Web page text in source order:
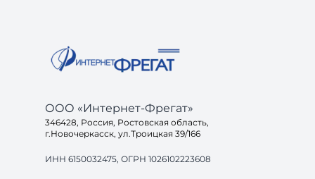
ООО «Интернет-Фрегат»
346428, Россия, Ростовская область,
г.Новочеркасск, ул.Троицкая 39/166
ИНН 6150032475, ОГРН 1026102223608